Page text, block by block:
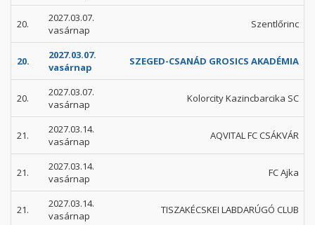
20.
2027.03.07.
vasárnap
Szentlőrinc
20.
2027.03.07.
vasárnap
SZEGED-CSANÁD GROSICS AKADÉMIA
20.
2027.03.07.
vasárnap
Kolorcity Kazincbarcika SC
21.
2027.03.14.
vasárnap
AQVITAL FC CSÁKVÁR
21.
2027.03.14.
vasárnap
FC Ajka
21.
2027.03.14.
vasárnap
TISZAKÉCSKEI LABDARÚGÓ CLUB